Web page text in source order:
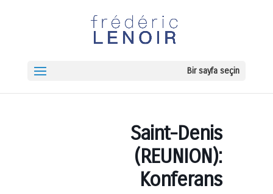
Bir sayfa seçin
Saint-Denis
(REUNION):
Konferans